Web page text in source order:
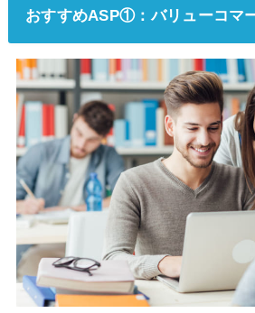
おすすめASP①：バリューコマ